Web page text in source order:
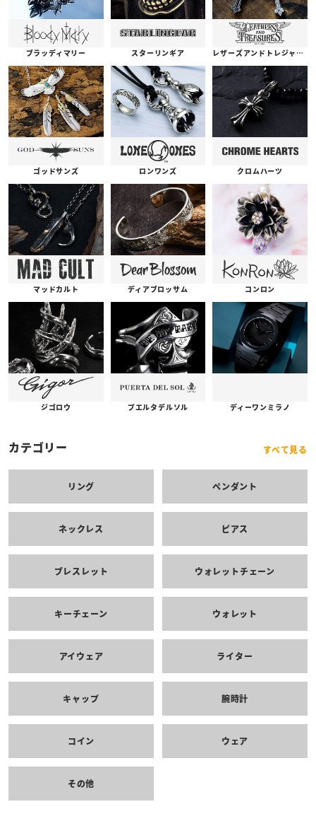
ブラッディマリー スターリンギア レザーズアンドトレジャーズ
ゴッドサンズ ロンワンズ クロムハーツ
マッドカルト ディアブロッサム コンロン
ジゴロウ プエルタデルソル ディーワンミラノ
カテゴリー すべて見る
リング ペンダント
ネックレス ピアス
ブレスレット ウォレットチェーン
キーチェーン ウォレット
アイウェア ライター
キャップ 腕時計
コイン ウェア
その他